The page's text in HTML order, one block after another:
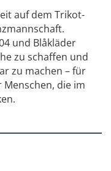
auf dem Trikot-
und Blåkläder
zu schaffen und
zu machen – für
die im